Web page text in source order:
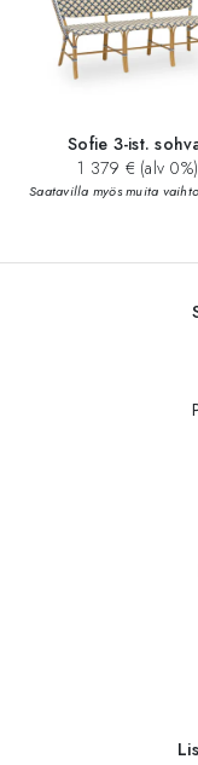
Sofie 3-ist.
1 379 € (alv 0%)
Saatavilla myös muita